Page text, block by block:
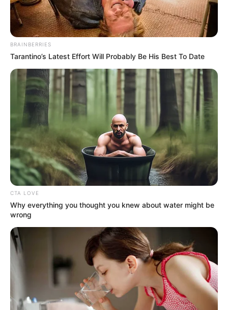
BRAINBERRIES
Tarantino’s Latest Effort Will Probably Be His Best To Date
CTA LOVE
Why everything you thought you knew about water might be
wrong